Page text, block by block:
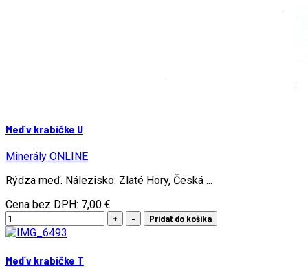
Meď v krabičke U
Minerály ONLINE
Rýdza meď. Nálezisko: Zlaté Hory, Česká ...
Cena bez DPH: 7,00 €
Meď v krabičke T